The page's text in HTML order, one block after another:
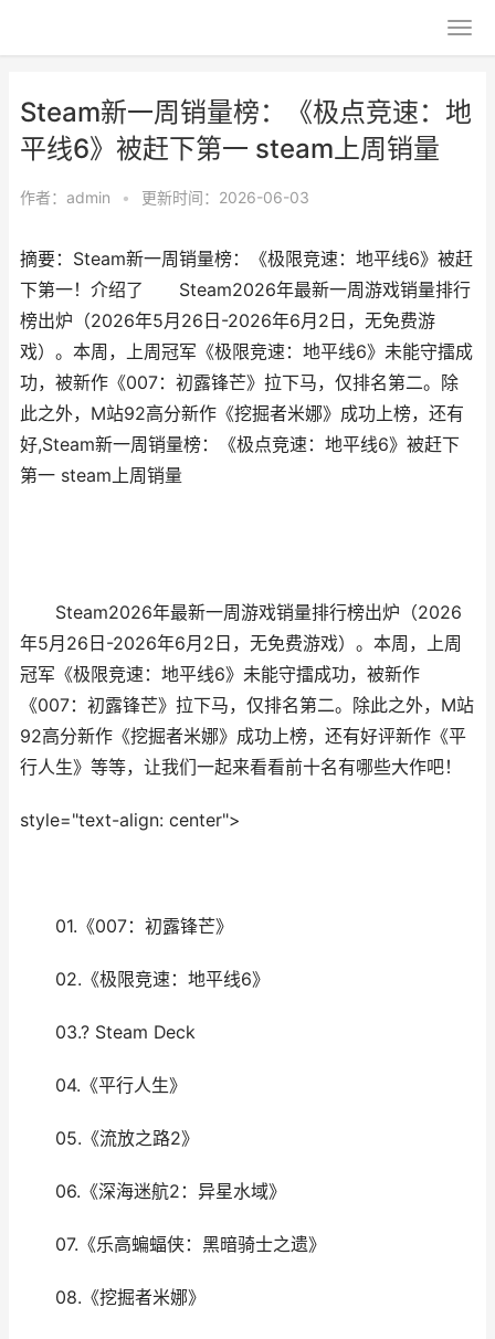
Steam新一周销量榜：《极点竞速：地
平线6》被赶下第一 steam上周销量
作者： admin • 更新时间：2026-06-03
摘要：Steam新一周销量榜：《极限竞速：地平线6》被赶
下第一！介绍了 Steam2026年最新一周游戏销量排行
榜出炉（2026年5月26日-2026年6月2日，无免费游
戏）。本周，上周冠军《极限竞速：地平线6》未能守擂成
功，被新作《007：初露锋芒》拉下马，仅排名第二。除
此之外，M站92高分新作《挖掘者米娜》成功上榜，还有
好,Steam新一周销量榜：《极点竞速：地平线6》被赶下
第一 steam上周销量
Steam2026年最新一周游戏销量排行榜出炉（2026
年5月26日-2026年6月2日，无免费游戏）。本周，上周
冠军《极限竞速：地平线6》未能守擂成功，被新作
《007：初露锋芒》拉下马，仅排名第二。除此之外，M站
92高分新作《挖掘者米娜》成功上榜，还有好评新作《平
行人生》等等，让我们一起来看看前十名有哪些大作吧！
style="text-align: center">
01.《007：初露锋芒》
02.《极限竞速：地平线6》
03.? Steam Deck
04.《平行人生》
05.《流放之路2》
06.《深海迷航2：异星水域》
07.《乐高蝙蝠侠：黑暗骑士之遗》
08.《挖掘者米娜》